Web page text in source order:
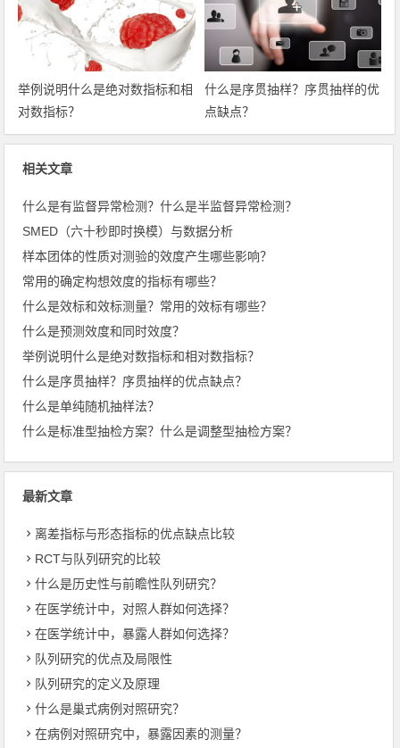
举例说明什么是绝对数指标和相
对数指标？
什么是序贯抽样？序贯抽样的优
点缺点？
相关文章
什么是有监督异常检测？什么是半监督异常检测？
SMED（六十秒即时换模）与数据分析
样本团体的性质对测验的效度产生哪些影响？
常用的确定构想效度的指标有哪些？
什么是效标和效标测量？常用的效标有哪些？
什么是预测效度和同时效度？
举例说明什么是绝对数指标和相对数指标？
什么是序贯抽样？序贯抽样的优点缺点？
什么是单纯随机抽样法？
什么是标准型抽检方案？什么是调整型抽检方案？
最新文章
离差指标与形态指标的优点缺点比较
RCT与队列研究的比较
什么是历史性与前瞻性队列研究？
在医学统计中，对照人群如何选择？
在医学统计中，暴露人群如何选择？
队列研究的优点及局限性
队列研究的定义及原理
什么是巢式病例对照研究？
在病例对照研究中，暴露因素的测量？